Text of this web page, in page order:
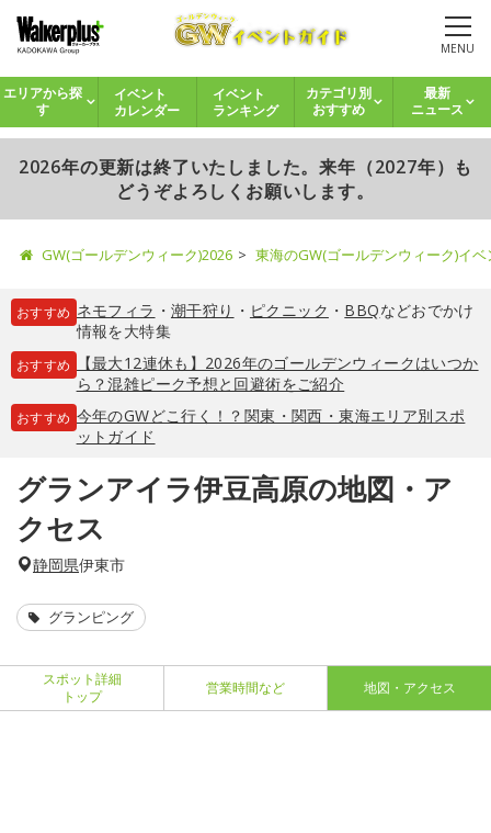
MENU
エリアから探
す
イベント
カレンダー
イベント
ランキング
カテゴリ別
おすすめ
最新
ニュース
2026年の更新は終了いたしました。来年（2027年）も
どうぞよろしくお願いします。
GW(ゴールデンウィーク)2026 東海のGW(ゴールデンウィーク)イ
おすすめ ネモフィラ ・ 潮干狩り ・ ピクニック ・ BBQなどおでかけ
情報を大特集
おすすめ
【最大12連休も】2026年のゴールデンウィークはいつか
ら？混雑ピーク予想と回避術をご紹介
おすすめ 今年のGWどこ行く！？関東・関西・東海エリア別スポ
ットガイド
グランアイラ伊豆高原の地図・ア
クセス
静岡県伊東市
グランピング
スポット詳細
トップ
営業時間など 地図・アクセス